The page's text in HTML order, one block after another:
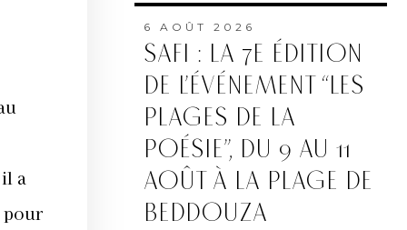
a
pour
6 AOÛT 2026
SAFI : LA 7E ÉDITION
DE L’ÉVÉNEMENT “LES
PLAGES DE LA
POÉSIE”, DU 9 AU 11
AOÛT À LA PLAGE DE
BEDDOUZA